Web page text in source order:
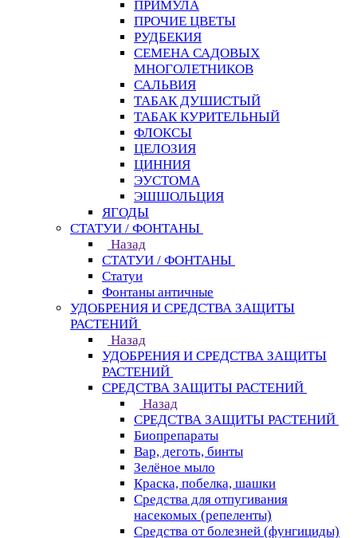
ПРИМУЛА
ПРОЧИЕ ЦВЕТЫ
РУДБЕКИЯ
СЕМЕНА САДОВЫХ
МНОГОЛЕТНИКОВ
САЛЬВИЯ
ТАБАК ДУШИСТЫЙ
ТАБАК КУРИТЕЛЬНЫЙ
ФЛОКСЫ
ЦЕЛОЗИЯ
ЦИННИЯ
ЭУСТОМА
ЭШШОЛЬЦИЯ
ЯГОДЫ
СТАТУИ / ФОНТАНЫ
Назад
СТАТУИ / ФОНТАНЫ
Статуи
Фонтаны античные
УДОБРЕНИЯ И СРЕДСТВА ЗАЩИТЫ
РАСТЕНИЙ
Назад
УДОБРЕНИЯ И СРЕДСТВА ЗАЩИТЫ
РАСТЕНИЙ
СРЕДСТВА ЗАЩИТЫ РАСТЕНИЙ
Назад
СРЕДСТВА ЗАЩИТЫ РАСТЕНИЙ
Биопрепараты
Вар, деготь, бинты
Зелёное мыло
Краска, побелка, шашки
Средства для отпугивания
насекомых (репеленты)
Средства от болезней (фунгициды)